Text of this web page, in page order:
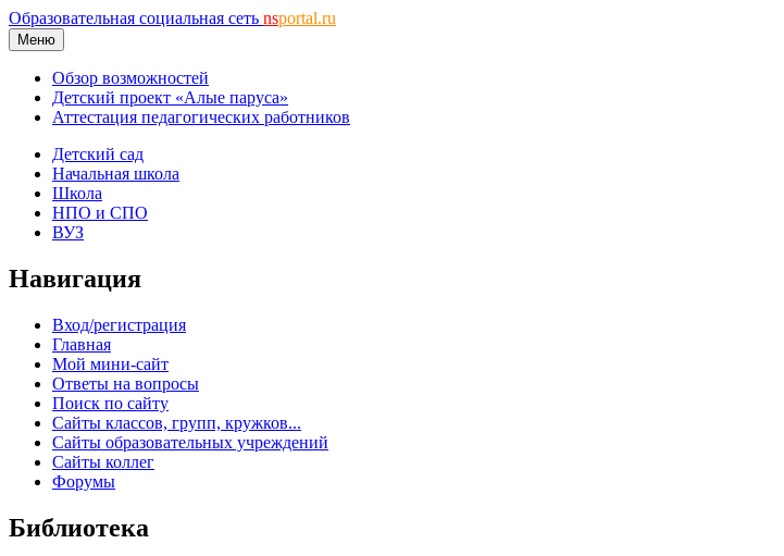
Образовательная социальная сеть nsportal.ru
Меню
Обзор возможностей
Детский проект «Алые паруса»
Аттестация педагогических работников
Детский сад
Начальная школа
Школа
НПО и СПО
ВУЗ
Навигация
Вход/регистрация
Главная
Мой мини-сайт
Ответы на вопросы
Поиск по сайту
Сайты классов, групп, кружков...
Сайты образовательных учреждений
Сайты коллег
Форумы
Библиотека